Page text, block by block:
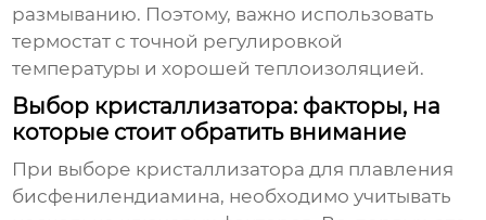
размыванию. Поэтому, важно использовать
термостат с точной регулировкой
температуры и хорошей теплоизоляцией.
Выбор кристаллизатора: факторы, на
которые стоит обратить внимание
При выборе кристаллизатора для плавления
бисфенилендиамина, необходимо учитывать